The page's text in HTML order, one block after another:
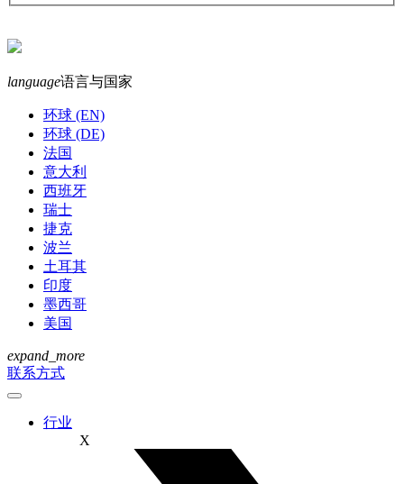
language语言与国家
环球 (EN)
环球 (DE)
法国
意大利
西班牙
瑞士
捷克
波兰
土耳其
印度
墨西哥
美国
expand_more
联系方式
行业
X